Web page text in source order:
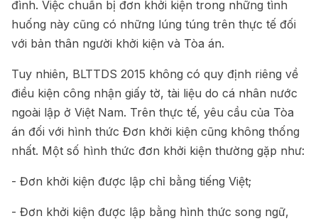
đình. Việc chuẩn bị đơn khởi kiện trong những tình
huống này cũng có những lúng túng trên thực tế đối
với bản thân người khởi kiện và Tòa án.
Tuy nhiên, BLTTDS 2015 không có quy định riêng về
điều kiện công nhận giấy tờ, tài liệu do cá nhân nước
ngoài lập ở Việt Nam. Trên thực tế, yêu cầu của Tòa
án đối với hình thức Đơn khởi kiện cũng không thống
nhất. Một số hình thức đơn khởi kiện thường gặp như:
- Đơn khởi kiện được lập chỉ bằng tiếng Việt;
- Đơn khởi kiện được lập bằng hình thức song ngữ,